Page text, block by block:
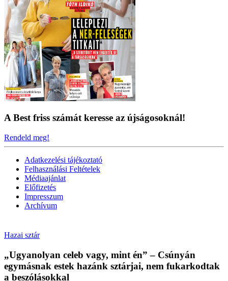
A Best friss számát keresse az újságosoknál!
Rendeld meg!
Adatkezelési tájékoztató
Felhasználási Feltételek
Médiaajánlat
Előfizetés
Impresszum
Archívum
Hazai sztár
„Ugyanolyan celeb vagy, mint én” – Csúnyán
egymásnak estek hazánk sztárjai, nem fukarkodtak
a beszólásokkal